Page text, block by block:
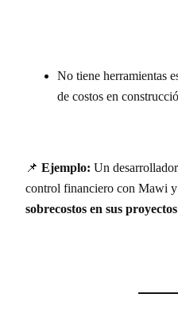
No tiene herramientas
de costos en
📌 Ejemplo: Un
control financiero con Mawi
sobrecostos en sus proyectos